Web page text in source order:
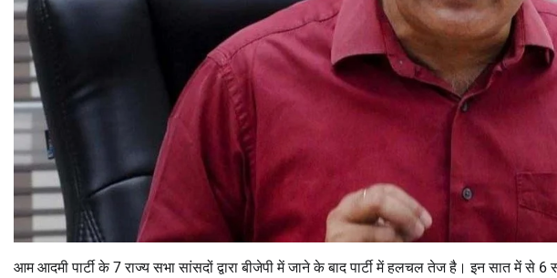
आम आदमी पार्टी के 7 राज्य सभा सांसदों द्वारा बीजेपी में जाने के बाद पार्टी में हलचल तेज है। इन सात में से